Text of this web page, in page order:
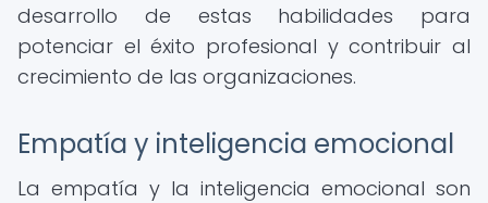
desarrollo de estas habilidades para
potenciar el éxito profesional y contribuir al
crecimiento de las organizaciones.
Empatía y inteligencia emocional
La empatía y la inteligencia emocional son